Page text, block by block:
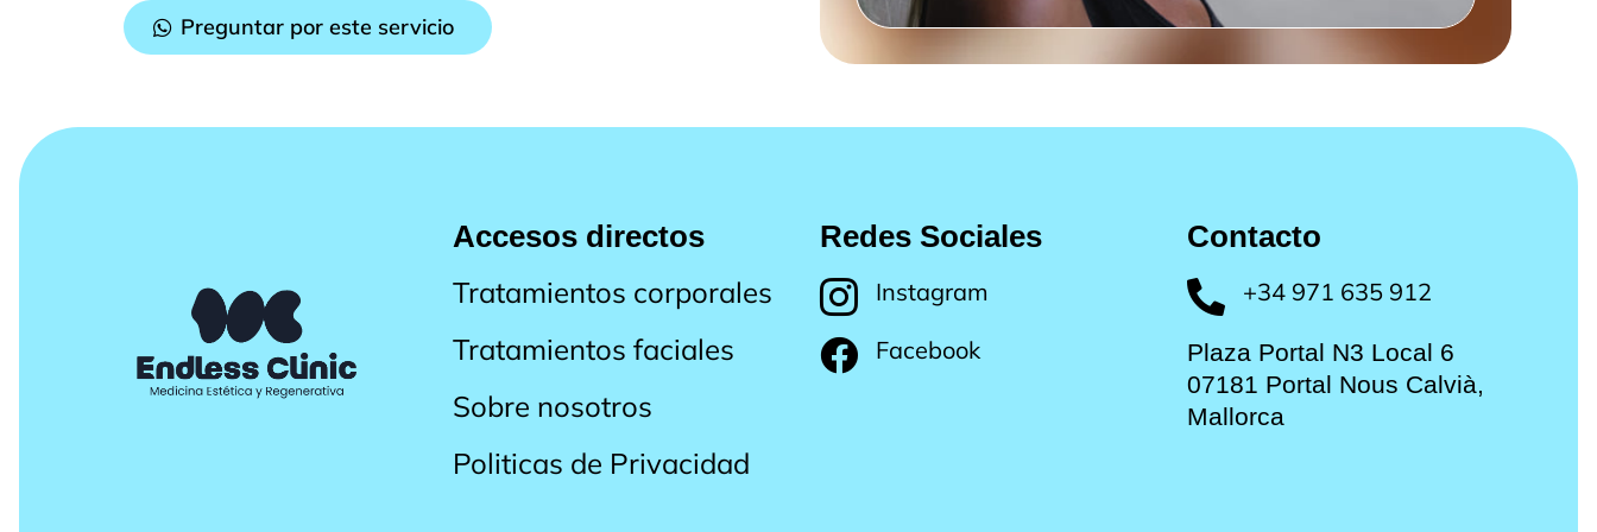
Preguntar por este servicio
Accesos directos
Tratamientos corporales
Tratamientos faciales
Sobre nosotros
Politicas de Privacidad
Redes Sociales
 Instagram
 Facebook
Contacto
 +34 971 635 912
Plaza Portal N3 Local 6
07181 Portal Nous Calvià,
Mallorca